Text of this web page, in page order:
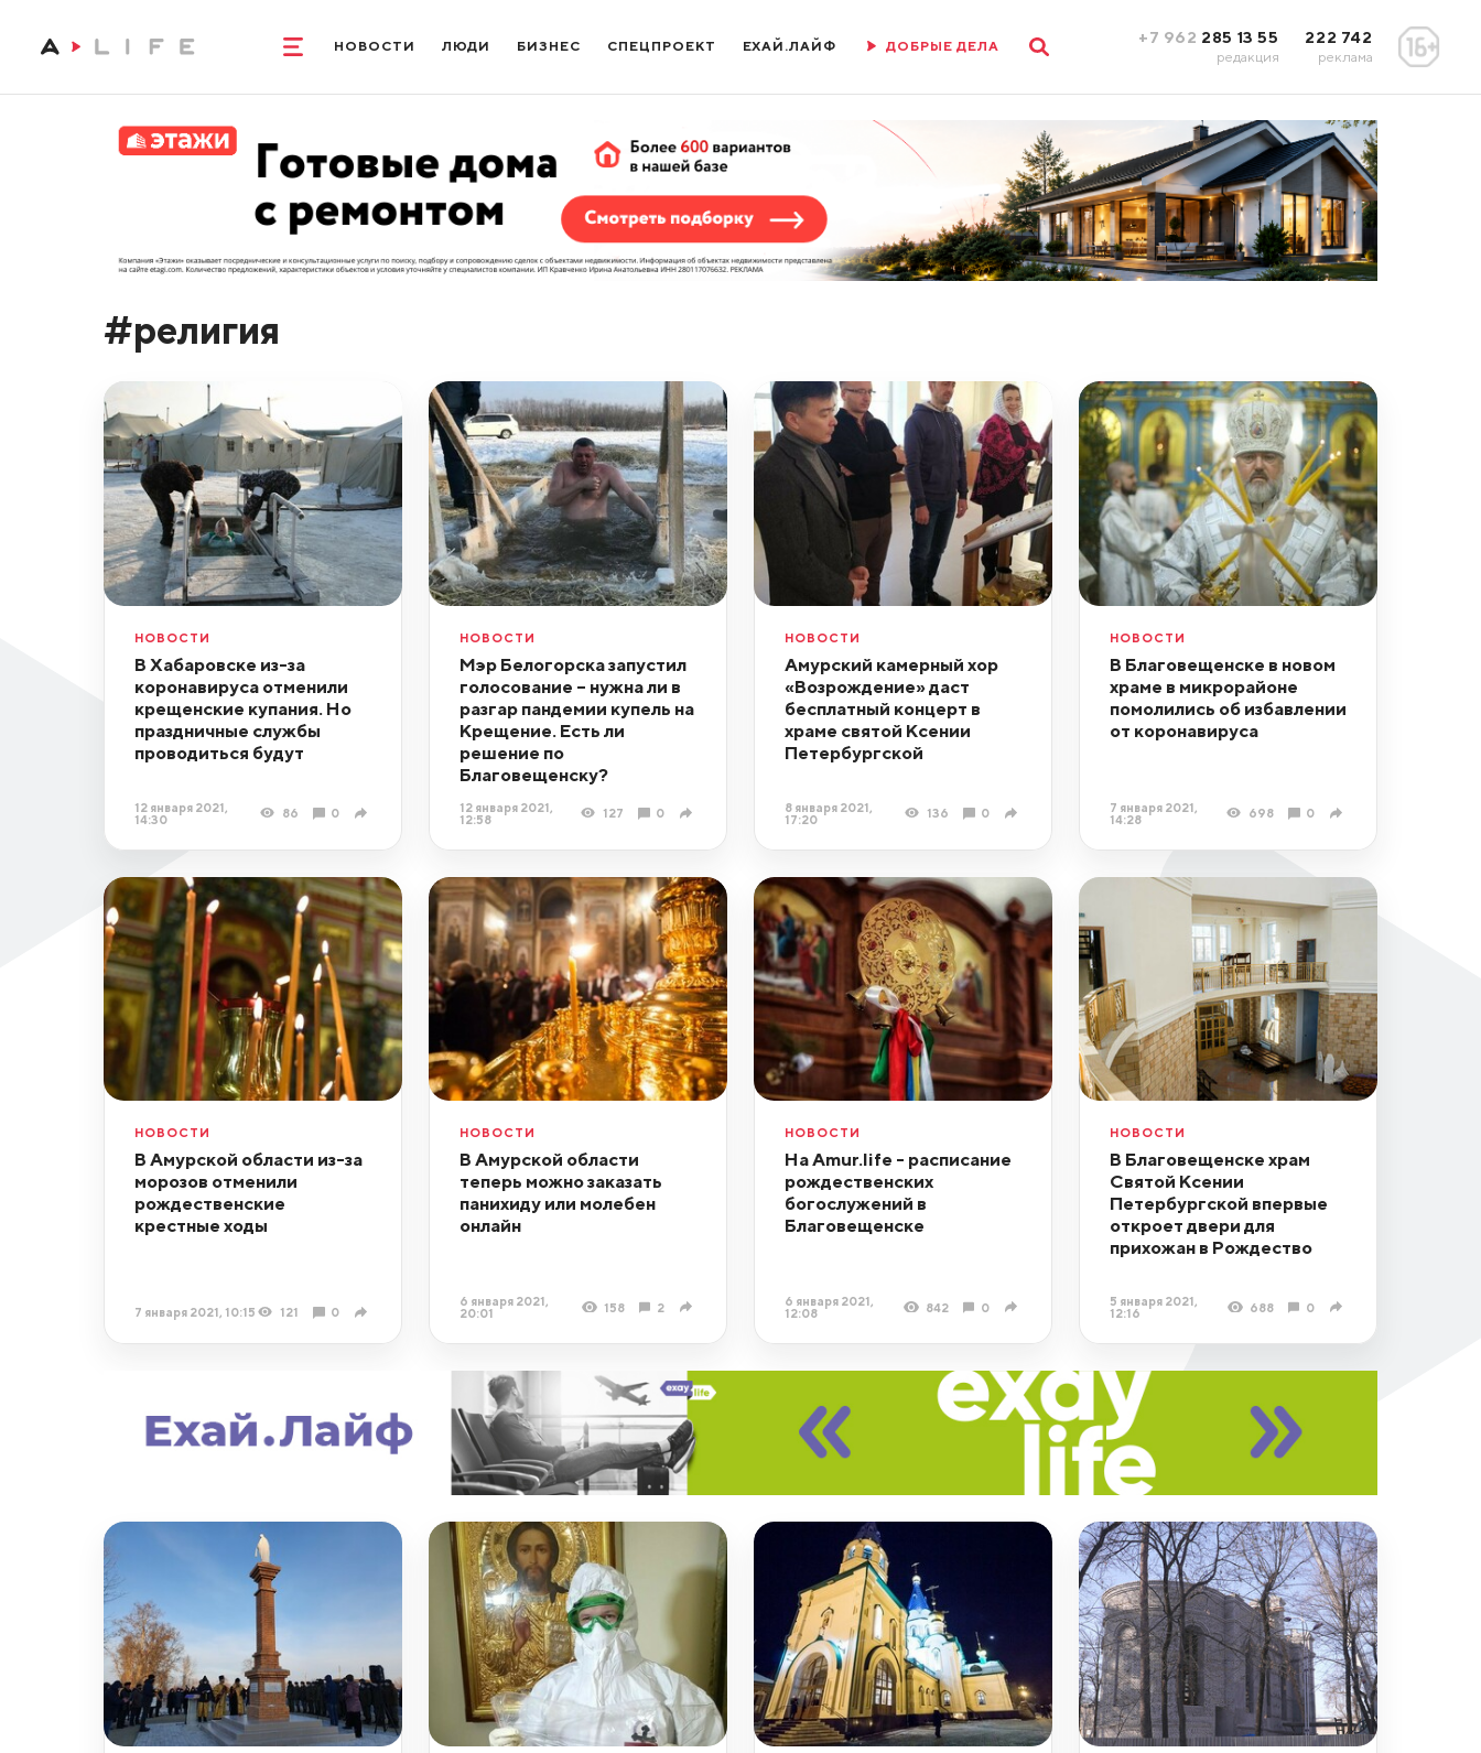
НОВОСТИ ЛЮДИ БИЗНЕС СПЕЦПРОЕКТ ЕХАЙ.ЛАЙФ ДОБРЫЕ ДЕЛА +7 962 285 13 55
редакция
222 742
реклама
#религия
НОВОСТИ
В Хабаровске из-за
коронавируса отменили
крещенские купания. Но
праздничные службы
проводиться будут
12 января 2021,
14:30
86 0
НОВОСТИ
Мэр Белогорска запустил
голосование – нужна ли в
разгар пандемии купель на
Крещение. Есть ли
решение по
Благовещенску?
12 января 2021,
12:58
127 0
НОВОСТИ
Амурский камерный хор
«Возрождение» даст
бесплатный концерт в
храме святой Ксении
Петербургской
8 января 2021,
17:20
136 0
НОВОСТИ
В Благовещенске в новом
храме в микрорайоне
помолились об избавлении
от коронавируса
7 января 2021,
14:28
698 0
НОВОСТИ
В Амурской области из-за
морозов отменили
рождественские
крестные ходы
7 января 2021, 10:15 121 0
НОВОСТИ
В Амурской области
теперь можно заказать
панихиду или молебен
онлайн
6 января 2021,
20:01
158 2
НОВОСТИ
На Amur.life - расписание
рождественских
богослужений в
Благовещенске
6 января 2021,
12:08
842 0
НОВОСТИ
В Благовещенске храм
Святой Ксении
Петербургской впервые
откроет двери для
прихожан в Рождество
5 января 2021,
12:16
688 0